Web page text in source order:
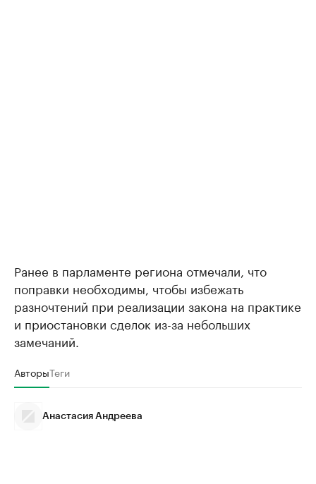
Ранее в парламенте региона отмечали, что
поправки необходимы, чтобы избежать
разночтений при реализации закона на практике
и приостановки сделок из-за небольших
замечаний.
АвторыТеги
Анастасия Андреева